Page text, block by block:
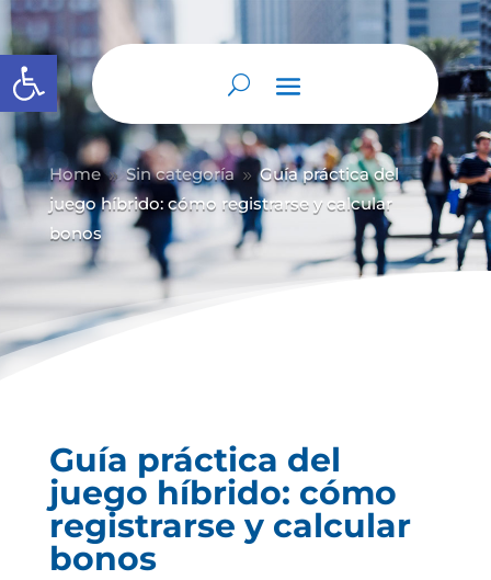
Abrir barra de herramientas
Home 9 Sin categoría 9 Guía práctica del
juego híbrido: cómo registrarse y calcular
bonos
Guía práctica del
juego híbrido: cómo
registrarse y calcular
bonos